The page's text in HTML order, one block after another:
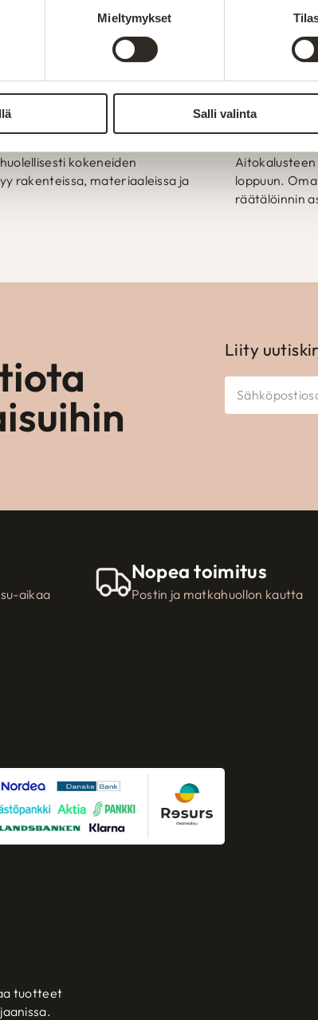
Mieltymykset
Salli valinta
kuuntelemaan ja räätälöimään tuotteet
Kaikki valikoimamme huonekalut
suomalaisen työn lippua.
kokeneiden
rakenteissa, materiaaleissa ja
loppuun.
räätälöinnin
Liity
aikaa
Nopea toimitus
Postin ja matkahuollon kautta
tuotteet